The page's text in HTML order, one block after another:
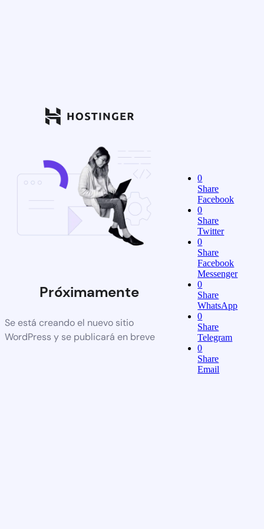
Próximamente
Se está creando el nuevo sitio
WordPress y se publicará en breve
0
Share
Facebook
0
Share
Twitter
0
Share
Facebook
Messenger
0
Share
WhatsApp
0
Share
Telegram
0
Share
Email